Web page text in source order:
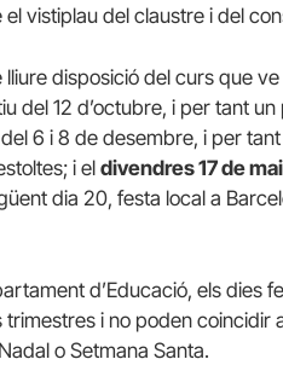
vistiplau del claustre i del
disposició del curs que
del 12 d’octubre, i per tant
6 i 8 de desembre, i per
i eldivendres 17 de
dia 20, festa local a
d’Educació, els dies
i no poden coincidir
o Setmana Santa.